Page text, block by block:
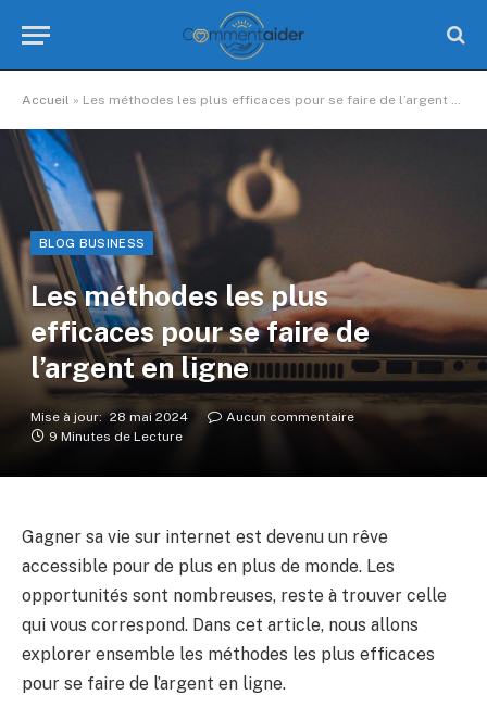
Accueil » Les méthodes les plus efficaces pour se faire de l’argent en ligne
BLOG BUSINESS
Les méthodes les plus
efficaces pour se faire de
l’argent en ligne
Mise à jour: 28 mai 2024
Aucun commentaire
9 Minutes de Lecture
Gagner sa vie sur internet est devenu un rêve
accessible pour de plus en plus de monde. Les
opportunités sont nombreuses, reste à trouver celle
qui vous correspond. Dans cet article, nous allons
explorer ensemble les méthodes les plus efficaces
pour se faire de l’argent en ligne.